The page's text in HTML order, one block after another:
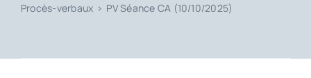
Procès-verbaux
PV Séance CA (10/10/2025)